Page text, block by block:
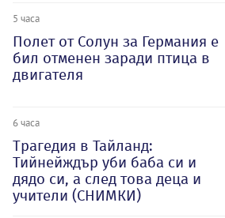
5 часа
Полет от Солун за Германия е
бил отменен заради птица в
двигателя
6 часа
Трагедия в Тайланд:
Тийнейждър уби баба си и
дядо си, а след това деца и
учители (СНИМКИ)